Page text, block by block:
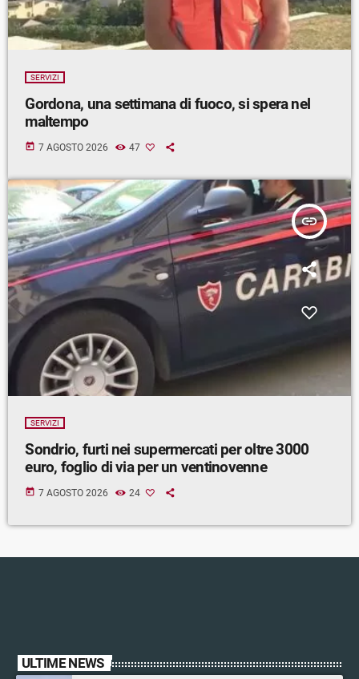
SERVIZI
Gordona, una settimana di fuoco, si spera nel
maltempo
today 7 AGOSTO 2026 47
insert_link
SERVIZI
Sondrio, furti nei supermercati per oltre 3000
euro, foglio di via per un ventinovenne
today 7 AGOSTO 2026 24
ULTIME NEWS